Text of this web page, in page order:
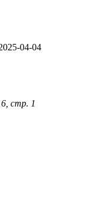
04-04
стр. 1